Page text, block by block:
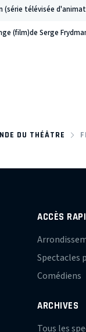
(série télévisée
(film)de Serge
DU THÉÂTRE
ACCÈS
ARCHIVES
Tous les